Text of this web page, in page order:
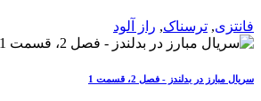
فانتزی, ترسناک, راز آلود
سریال مبارز در بدلندز - فصل 2، قسمت 1